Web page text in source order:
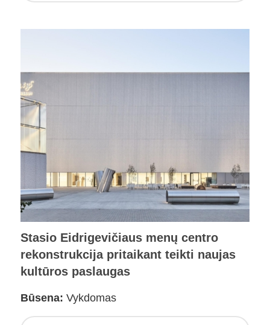
Stasio Eidrigevičiaus menų centro
rekonstrukcija pritaikant teikti naujas
kultūros paslaugas
Būsena: Vykdomas